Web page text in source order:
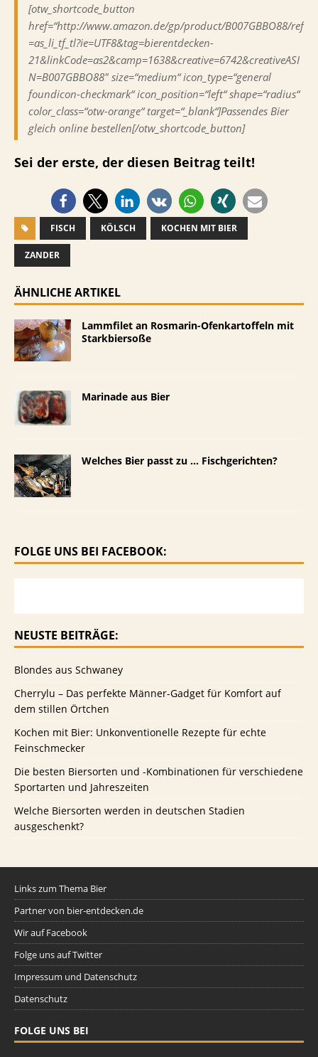
[otw_shortcode_button
href=“http://www.amazon.de/gp/product/B007GBBO88/ref
=as_li_tf_tl?ie=UTF8&tag=bierentdecken-
21&linkCode=as2&camp=1638&creative=6742&creativeASI
N=B007GBBO88″ size=“medium“ icon_type=“general
foundicon-checkmark“ icon_position=“left“ shape=“radius“
color_class=“otw-orange“ target=“_blank“]Passendes Bier
gleich online bestellen[/otw_shortcode_button]
Sei der erste, der diesen Beitrag teilt!
FISCH KÖLSCH KOCHEN MIT BIER
ZANDER
ÄHNLICHE ARTIKEL
Lammfilet an Rosmarin-Ofenkartoffeln mit
Starkbiersoße
Marinade aus Bier
Welches Bier passt zu … Fischgerichten?
FOLGE UNS BEI FACEBOOK:
NEUSTE BEITRÄGE:
Blondes aus Schwaney
Cherrylu – Das perfekte Männer-Gadget für Komfort auf
dem stillen Örtchen
Kochen mit Bier: Unkonventionelle Rezepte für echte
Feinschmecker
Die besten Biersorten und -Kombinationen für verschiedene
Sportarten und Jahreszeiten
Welche Biersorten werden in deutschen Stadien
ausgeschenkt?
Links zum Thema Bier
Partner von bier-entdecken.de
Wir auf Facebook
Folge uns auf Twitter
Impressum und Datenschutz
Datenschutz
FOLGE UNS BEI